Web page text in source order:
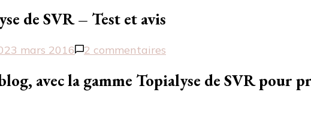
de SVR – Test et avis
23 mars 2016 2 commentaires
soin
de
avec la gamme Topialyse de SVR pour